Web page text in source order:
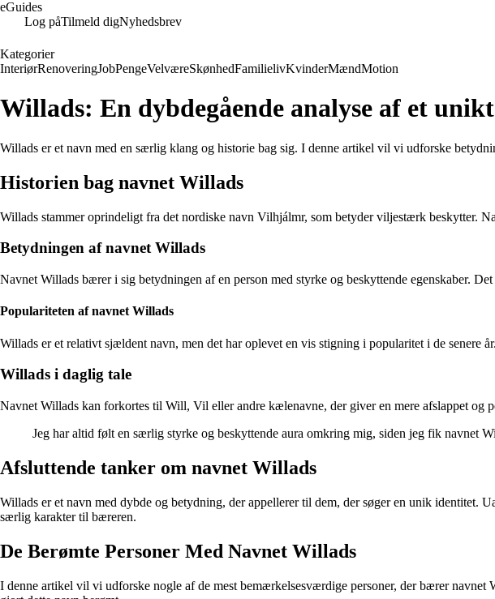
eGuides
Log påTilmeld digNyhedsbrev
Kategorier
InteriørRenoveringJobPengeVelværeSkønhedFamilielivKvinderMændMotion
Willads: En dybdegående analyse af et
Willads er et navn med en særlig klang og historie bag sig. I denne artikel vil vi udforske
Historien bag navnet Willads
Willads stammer oprindeligt fra det nordiske navn Vilhjálmr, som betyder viljestærk beskytter.
Betydningen af navnet Willads
Navnet Willads bærer i sig betydningen af en person med styrke og beskyttende egenskaber.
Populariteten af navnet Willads
Willads er et relativt sjældent navn, men det har oplevet en vis stigning i popularitet i de
Willads i daglig tale
Navnet Willads kan forkortes til Will, Vil eller andre kælenavne, der giver en mere afslappet og
Jeg har altid følt en særlig styrke og beskyttende aura omkring mig, siden jeg fik navnet
Afsluttende tanker om navnet Willads
Willads er et navn med dybde og betydning, der appellerer til dem, der søger en unik
særlig karakter til bæreren.
De Berømte Personer Med Navnet Willads
I denne artikel vil vi udforske nogle af de mest bemærkelsesværdige personer, der bærer